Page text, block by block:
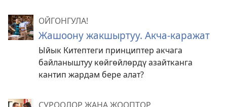
ОЙГОНГУЛА!
Жашоону жакшыртуу. Акча-каражат
Ыйык Китептеги принциптер акчага
байланыштуу көйгөйлөрдү азайтканга
кантип жардам бере алат?